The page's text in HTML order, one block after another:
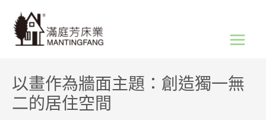
Menu
以畫作為牆面主題：創造獨一無
二的居住空間